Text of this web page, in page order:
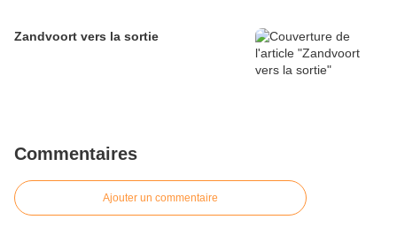
Zandvoort vers la sortie
Commentaires
Ajouter un commentaire